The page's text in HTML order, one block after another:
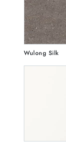
Wulong Silk